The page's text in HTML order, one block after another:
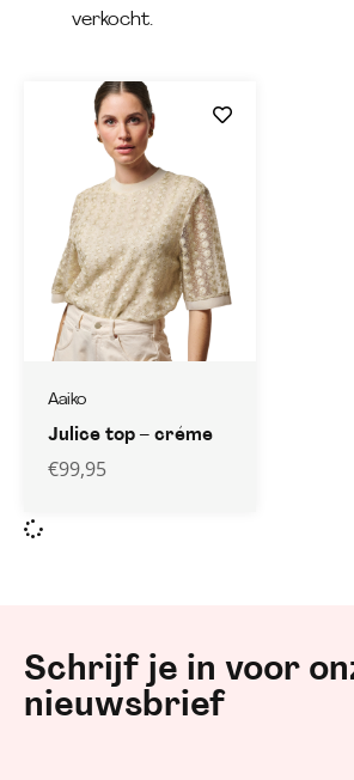
verkocht.
Aaiko
Julice top – créme
€99,95
Schrijf je in voor
nieuwsbrief